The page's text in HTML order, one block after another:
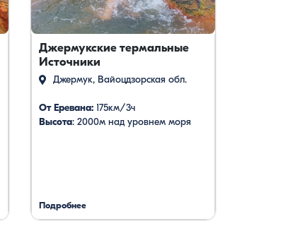
Джермукские термальные
Источники
Джермук, Вайоцдзорская обл.
От Еревана:175км/3ч
Высота: 2000м над уровнем моря
Подробнее